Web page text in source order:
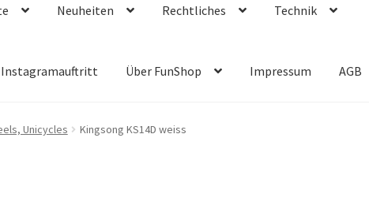
Neuheiten Rechtliches Technik
Instagramauftritt Über FunShop Impressum AGB
Unicycles Kingsong KS14D weiss